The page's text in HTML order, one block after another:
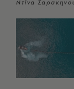
Ντίνα